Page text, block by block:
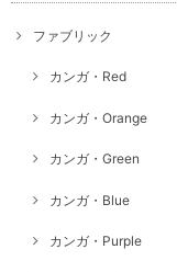
ファブリック
カンガ・Red
カンガ・Orange
カンガ・Green
カンガ・Blue
カンガ・Purple